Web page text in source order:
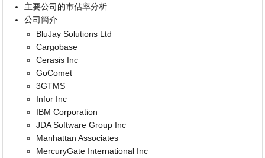
主要公司的市佔率分析
公司簡介
BluJay Solutions Ltd
Cargobase
Cerasis Inc
GoComet
3GTMS
Infor Inc
IBM Corporation
JDA Software Group Inc
Manhattan Associates
MercuryGate International Inc